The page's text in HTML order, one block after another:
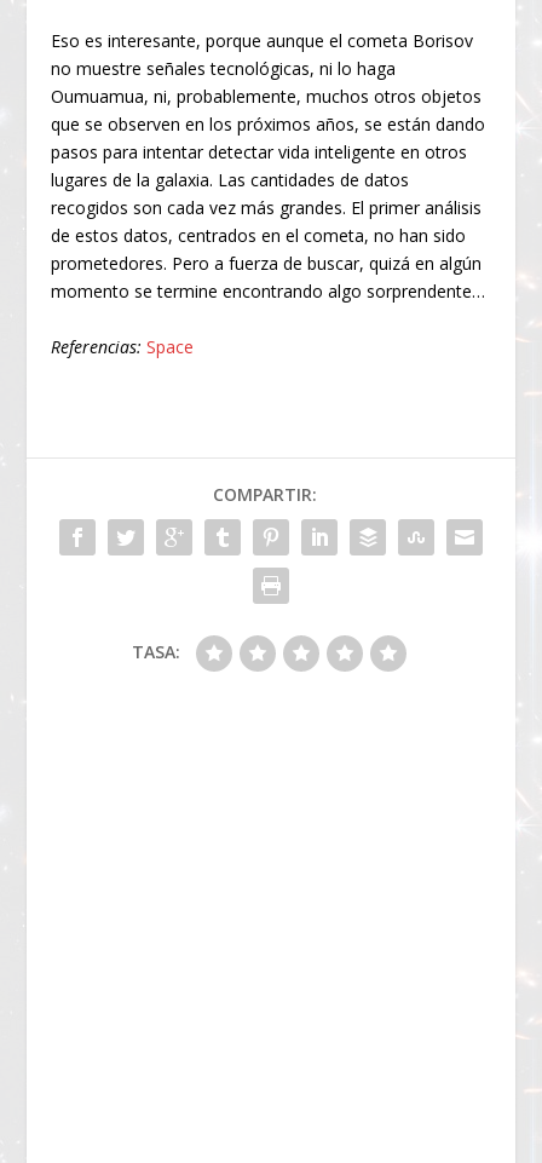
Eso es interesante, porque aunque el cometa Borisov
no muestre señales tecnológicas, ni lo haga
Oumuamua, ni, probablemente, muchos otros objetos
que se observen en los próximos años, se están dando
pasos para intentar detectar vida inteligente en otros
lugares de la galaxia. Las cantidades de datos
recogidos son cada vez más grandes. El primer análisis
de estos datos, centrados en el cometa, no han sido
prometedores. Pero a fuerza de buscar, quizá en algún
momento se termine encontrando algo sorprendente…
Referencias: Space
COMPARTIR:
TASA: